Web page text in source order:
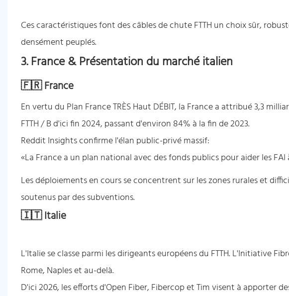
Ces caractéristiques font des câbles de chute FTTH un choix sûr,
densément peuplés.
3. France & Présentation du marché italien
🇫🇷 France
En vertu du Plan France TRÈS Haut DÉBIT, la France a attribué 3,3
FTTH / B d'ici fin 2024, passant d'environ 84% à la fin de 2023.
Reddit Insights confirme l'élan public-privé massif:
«La France a un plan national avec des fonds publics pour aider les
Les déploiements en cours se concentrent sur les zones rurales et
soutenus par des subventions.
🇮🇹 Italie
L'Italie se classe parmi les dirigeants européens du FTTH. L'Initiative
Rome, Naples et au-delà.
D'ici 2026, les efforts d'Open Fiber, Fibercop et Tim visent à apporter